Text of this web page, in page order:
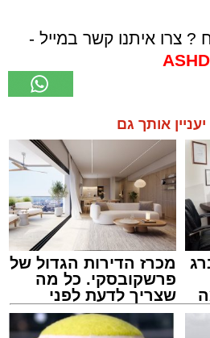
? צרו איתנו קשר במייל -
יעניין אותך גם
מכרז הדירות הגדול של
פרשקובסקי. כל מה
שצריך לדעת לפני
שמגישים הצעה לדירה
באשדוד